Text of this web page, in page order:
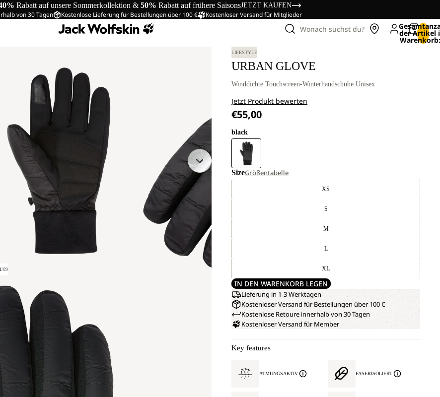
Rabatt auf unsere Sommerkollektion & 50% Rabatt auf frühere SaisonsJETZT KAUFEN
von 30 Tagen Kostenlose Lieferung für Bestellungen über 100 € Kostenloser Versand für Mitglieder
Wonach suchst du? der Artikel
/09
LIFESTYLE
URBAN GLOVE
Winddichte Touchscreen-Winterhandschuhe Unisex
Jetzt Produkt bewerten
€55,00
black
SizeGrößentabelle
XS
S
M
L
XL
IN DEN WARENKORB LEGEN
Lieferung in 1-3 Werktagen
Kostenloser Versand für Bestellungen über 100 €
Kostenlose Retoure innerhalb von 30 Tagen
Kostenloser Versand für Member
Key features
ATMUNGSAKTIV FASERISOLIERT